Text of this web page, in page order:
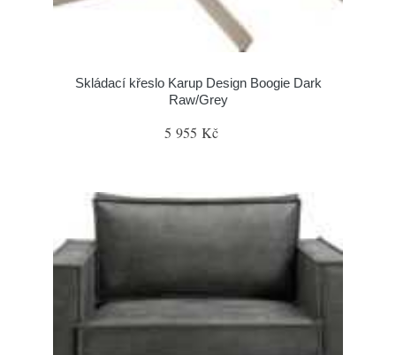
Skládací křeslo Karup Design Boogie Dark
Raw/Grey
5 955 Kč